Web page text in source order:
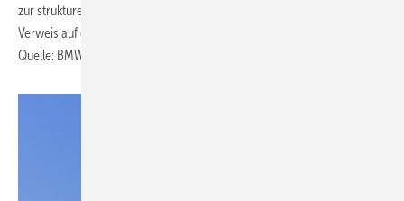
zur strukturellen Krisenbekämpfung wird absurderweise mit dem
Verweis auf die Schuldenbremse abgelehnt. Ein schwerer Fehler.“■
Quelle: BMWK, Deneff / jv